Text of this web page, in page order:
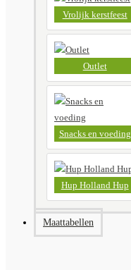
Vrolijk kerstfeest
Outlet
Snacks en voeding
Hup Holland Hup
Maattabellen